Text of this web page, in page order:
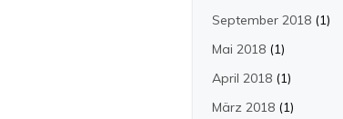
September 2018(1)
Mai 2018(1)
April 2018(1)
März 2018(1)